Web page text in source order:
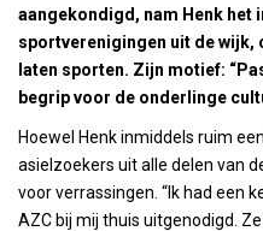
aangekondigd, nam Henk het
sportverenigingen uit de
laten sporten. Zijn motief:
begrip voor de onderlinge
Hoewel Henk inmiddels ruim
asielzoekers uit alle delen van
voor verrassingen. “Ik had een
AZC bij mij thuis uitgenodigd.